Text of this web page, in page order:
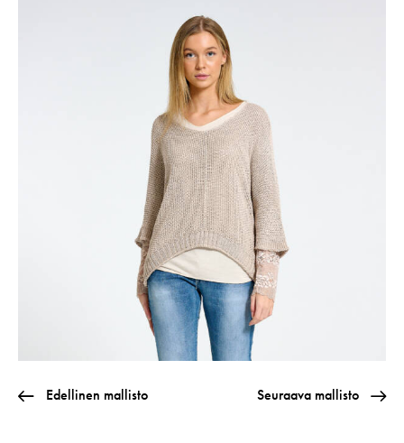
Edellinen mallisto Seuraava mallisto